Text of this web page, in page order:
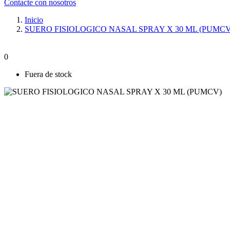
Contacte con nosotros
Inicio
SUERO FISIOLOGICO NASAL SPRAY X 30 ML
0
Fuera de stock